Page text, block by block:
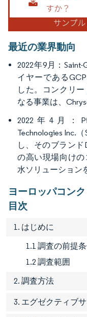
最近の業界動向
2022年9月：
イヤーであるGCP
した。コンクリ
なる事業は、
2022年4月：
Technologies Inc.
し、そのブラン
の高い現場向け
水ソリューション
ヨーロッパコン
目次
1. はじめに
1.1 調査の前提
1.2 調査範囲
2. 調査方法
3. エグゼクティブ